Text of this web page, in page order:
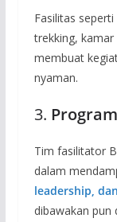
Fasilitas
trekking,
membuat
nyaman.
3.
Tim fasilitator
dalam
leadership,
dibawakan pun